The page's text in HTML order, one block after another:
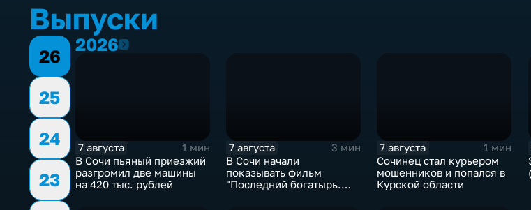
Выпуски
26
25
24
23
20262026
7 августа
1 мин
В Сочи пьяный приезжий
разгромил две машины
на 420 тыс. рублей
7 августа
3 мин
В Сочи начали
показывать фильм
"Последний богатырь.
7 августа
1 мин
Сочинец стал курьером
мошенников и попался в
Курской области